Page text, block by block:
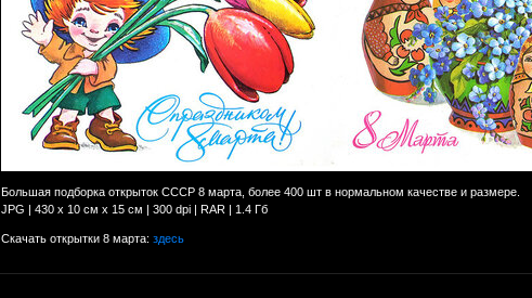
Большая подборка открыток СССР 8 марта, более 400 шт в нормальном качестве и размере.
JPG | 430 х 10 см x 15 см | 300 dpi | RAR | 1.4 Гб
Скачать открытки 8 марта:здесь